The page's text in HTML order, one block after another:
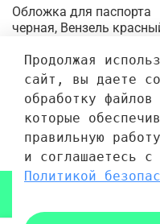
Обложка для паспорта
черная, Вензель
принт 10x0,5x14 см.
640 руб.
1
Продолжая
сайт, вы даете
обработку
которые
правильную
и соглашаетесь с
Политикой